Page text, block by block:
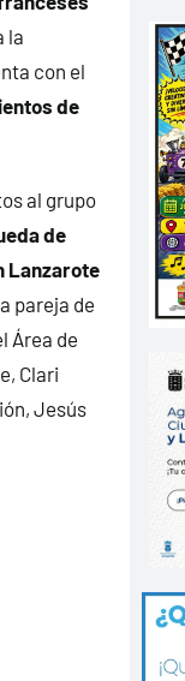
la
con el
de
al grupo
de
Lanzarote
pareja de
Área de
Clari
Jesús